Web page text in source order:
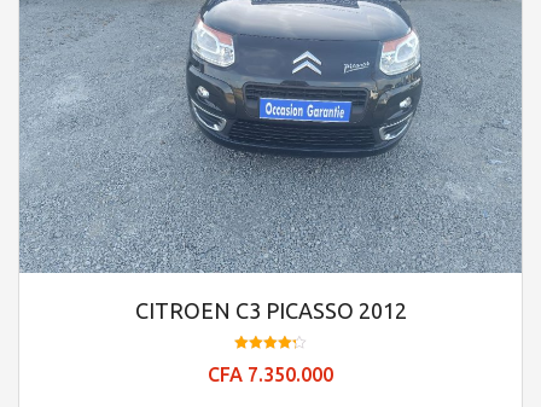
CITROEN C3 PICASSO 2012
4.23
CFA 7.350.000